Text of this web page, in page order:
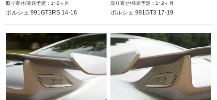
12VIVID”091.121.890.009”
1~2ヶ月
ポルシェ 991GT3RS 14-16
12VIVID"091.121.871.009G"
1~2ヶ月
ポルシェ 991GT3 17-19